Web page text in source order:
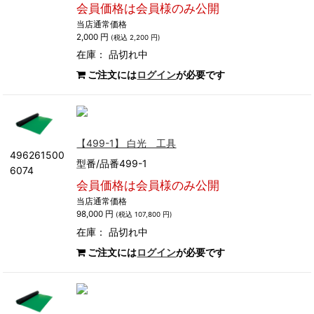
会員価格は会員様のみ公開
当店通常価格
2,000 円 (税込 2,200 円)
在庫：品切れ中
ご注文にはログインが必要です
496261500
6074
【499-1】 白光 工具
型番/品番499-1
会員価格は会員様のみ公開
当店通常価格
98,000 円 (税込 107,800 円)
在庫：品切れ中
ご注文にはログインが必要です